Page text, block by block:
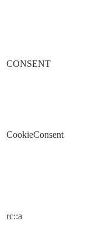
CONSENT
CookieConsent
rc::a